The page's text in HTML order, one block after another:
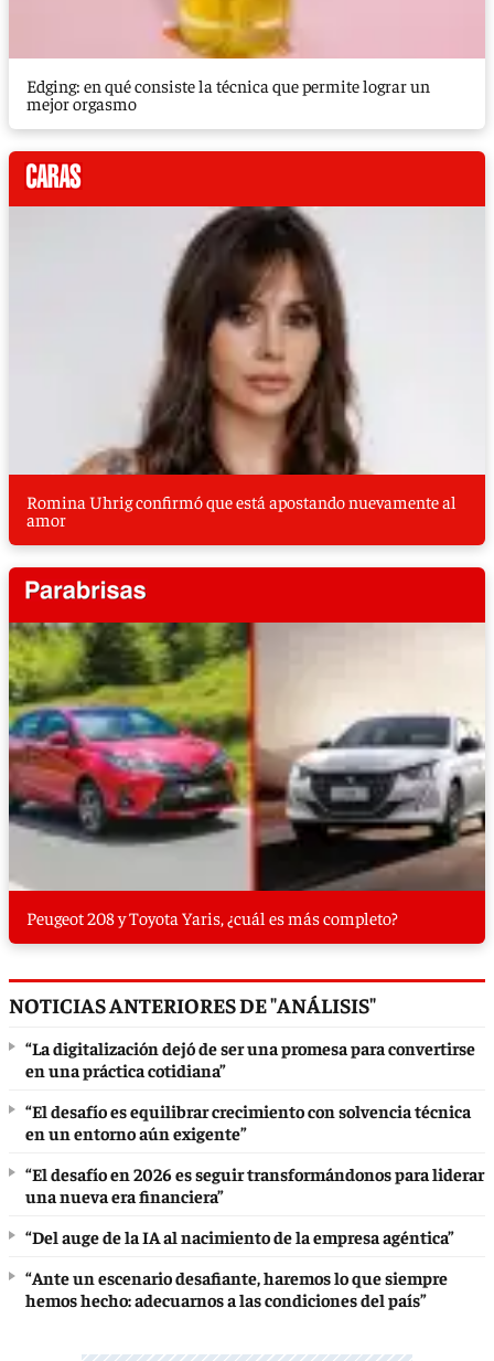
Edging: en qué consiste la técnica que permite lograr un
mejor orgasmo
Romina Uhrig confirmó que está apostando nuevamente al
amor
Peugeot 208 y Toyota Yaris, ¿cuál es más completo?
NOTICIAS ANTERIORES DE "ANÁLISIS"
“La digitalización dejó de ser una promesa para convertirse
en una práctica cotidiana”
“El desafío es equilibrar crecimiento con solvencia técnica
en un entorno aún exigente”
“El desafío en 2026 es seguir transformándonos para liderar
una nueva era financiera”
“Del auge de la IA al nacimiento de la empresa agéntica”
“Ante un escenario desafiante, haremos lo que siempre
hemos hecho: adecuarnos a las condiciones del país”